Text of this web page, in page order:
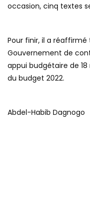
occasion, cinq textes
Pour finir, il a
Gouvernement de
appui budgétaire de 18
du budget 2022.
Abdel-Habib Dagnogo